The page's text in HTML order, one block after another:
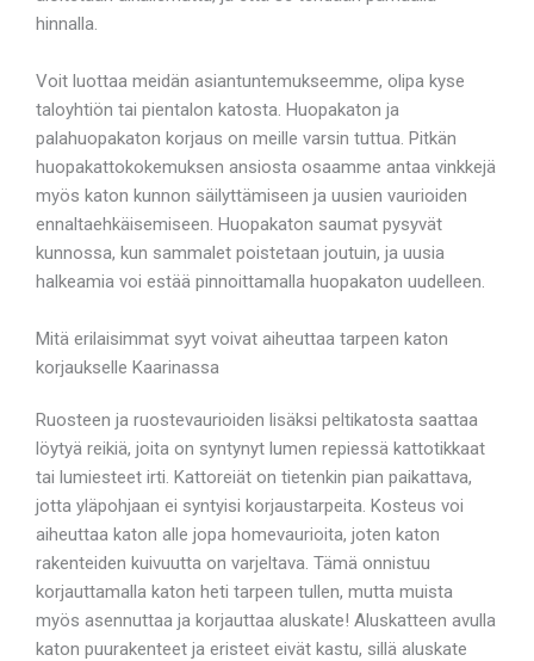
hinnalla.
Voit luottaa meidän asiantuntemukseemme, olipa kyse
taloyhtiön tai pientalon katosta. Huopakaton ja
palahuopakaton korjaus on meille varsin tuttua. Pitkän
huopakattokokemuksen ansiosta osaamme antaa vinkkejä
myös katon kunnon säilyttämiseen ja uusien vaurioiden
ennaltaehkäisemiseen. Huopakaton saumat pysyvät
kunnossa, kun sammalet poistetaan joutuin, ja uusia
halkeamia voi estää pinnoittamalla huopakaton uudelleen.
Mitä erilaisimmat syyt voivat aiheuttaa tarpeen katon
korjaukselle Kaarinassa
Ruosteen ja ruostevaurioiden lisäksi peltikatosta saattaa
löytyä reikiä, joita on syntynyt lumen repiessä kattotikkaat
tai lumiesteet irti. Kattoreiät on tietenkin pian paikattava,
jotta yläpohjaan ei syntyisi korjaustarpeita. Kosteus voi
aiheuttaa katon alle jopa homevaurioita, joten katon
rakenteiden kuivuutta on varjeltava. Tämä onnistuu
korjauttamalla katon heti tarpeen tullen, mutta muista
myös asennuttaa ja korjauttaa aluskate! Aluskatteen avulla
katon puurakenteet ja eristeet eivät kastu, sillä aluskate